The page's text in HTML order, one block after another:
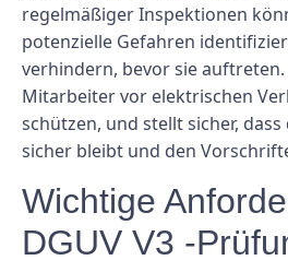
regelmäßiger Inspektionen
potenzielle Gefahren
verhindern, bevor sie
Mitarbeiter vor elektrischen
schützen, und stellt sicher,
sicher bleibt und den
Wichtige
DGUV V3 -